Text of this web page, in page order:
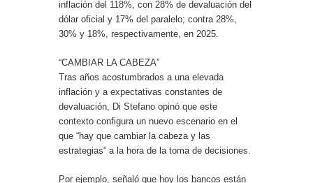
inflación del 118%, con 28% de devaluación del
dólar oficial y 17% del paralelo; contra 28%,
30% y 18%, respectivamente, en 2025.
“CAMBIAR LA CABEZA”
Tras años acostumbrados a una elevada
inflación y a expectativas constantes de
devaluación, Di Stefano opinó que este
contexto configura un nuevo escenario en el
que “hay que cambiar la cabeza y las
estrategias” a la hora de la toma de decisiones.
Por ejemplo, señaló que hoy los bancos están